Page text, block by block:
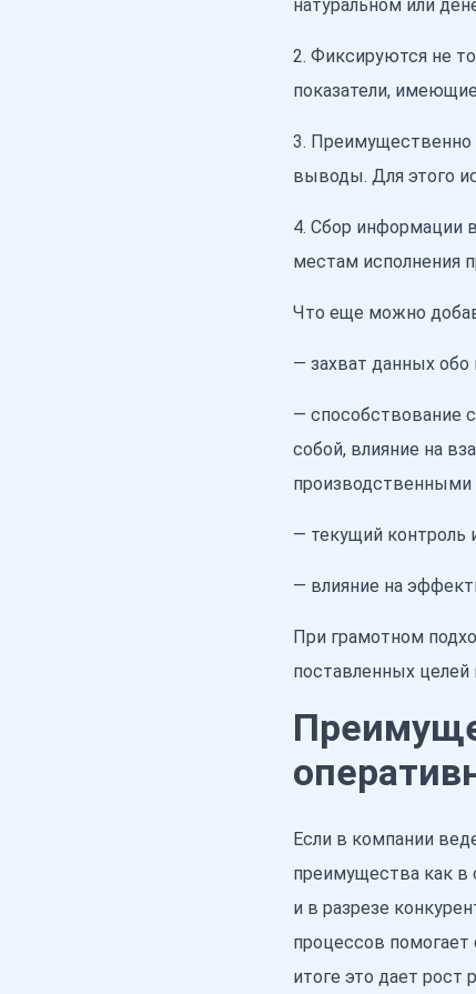
натуральном или
2. Фиксируются не
показатели,
3. Преимущественно
выводы. Для этого
4. Сбор информации
местам исполнения
Что еще можно
— захват данных обо
— способствование
собой, влияние на
производственными
— текущий контроль
— влияние на
При грамотном
поставленных
Если в компании
преимущества как в
и в разрезе
процессов помогает
итоге это дает рост